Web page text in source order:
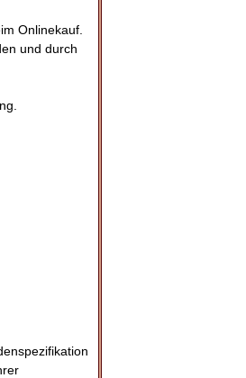
Onlinekauf.
und durch